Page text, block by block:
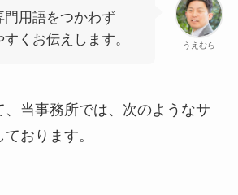
うえむら
門用語をつかわず
くお伝えします。
、当事務所では、次のようなサ
おります。